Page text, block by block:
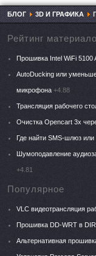
БЛОГ 3D И ГРАФИКА
Рейтинг
Прошивка Intel WiFi 5100
AutoDucking или
микрофона +4.88
Трансляция рабочего
Очистка Opencart 3x
Где найти SMS-шлюз
Шумоподавление
+4.81
Популярное
VLC видеотрансляция
Прошивка DD-WRT в
Альтернативная